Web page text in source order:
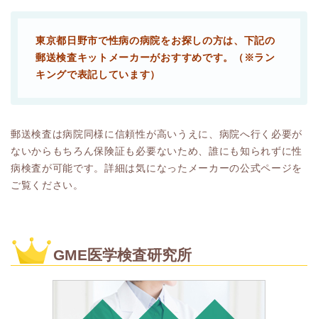
東京都日野市で性病の病院をお探しの方は、下記の
郵送検査キットメーカーがおすすめです。（※ラン
キングで表記しています）
郵送検査は病院同様に信頼性が高いうえに、病院へ行く必要が
ないからもちろん保険証も必要ないため、誰にも知られずに性
病検査が可能です。詳細は気になったメーカーの公式ページを
ご覧ください。
GME医学検査研究所